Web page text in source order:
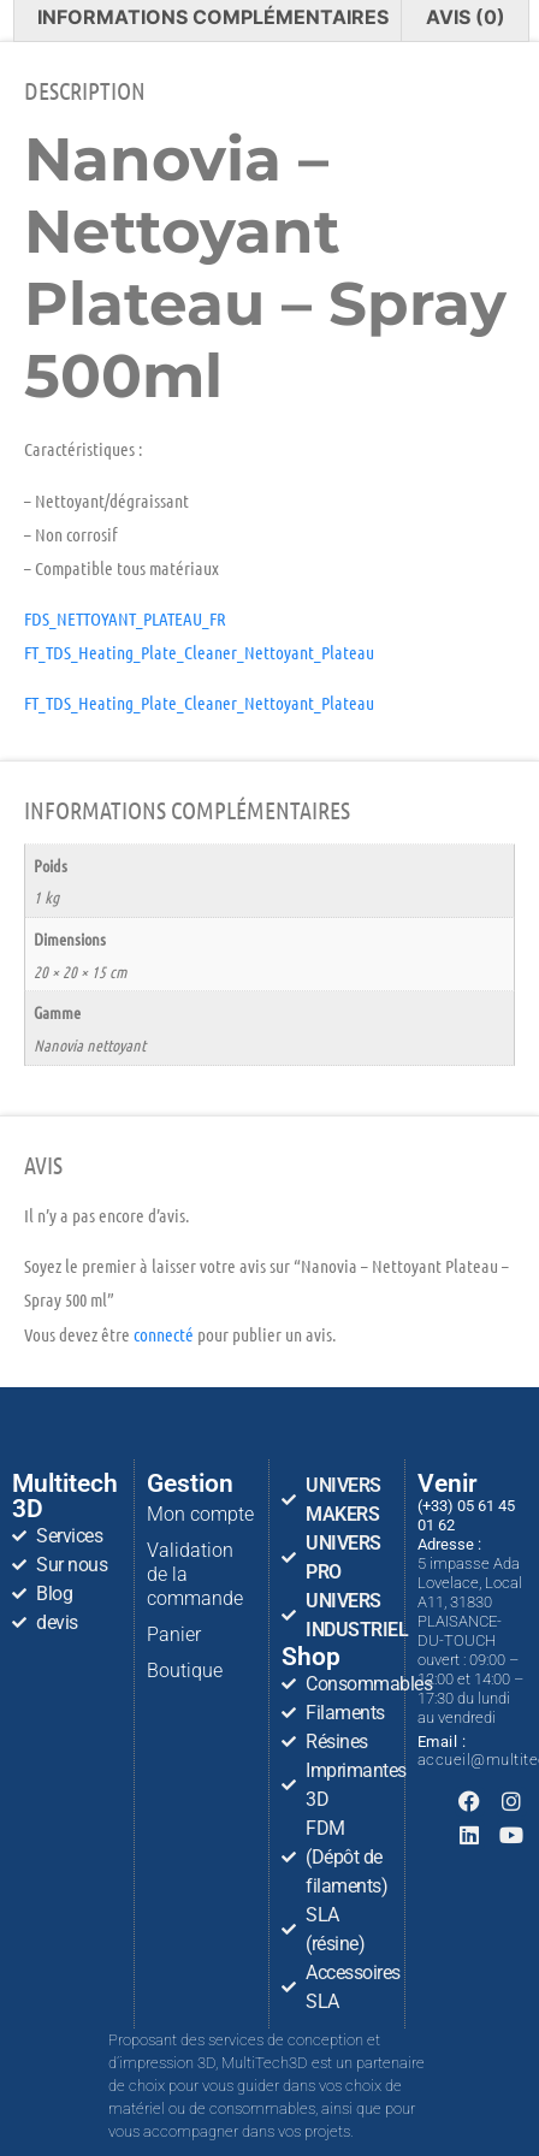
INFORMATIONS COMPLÉMENTAIRES AVIS (0)
DESCRIPTION
Nanovia –
Nettoyant
Plateau – Spray
500ml
Caractéristiques :
– Nettoyant/dégraissant
– Non corrosif
– Compatible tous matériaux
FDS_NETTOYANT_PLATEAU_FR
FT_TDS_Heating_Plate_Cleaner_Nettoyant_Plateau
FT_TDS_Heating_Plate_Cleaner_Nettoyant_Plateau
INFORMATIONS COMPLÉMENTAIRES
Poids
1 kg
Dimensions
20 × 20 × 15 cm
Gamme
Nanovia nettoyant
AVIS
Il n’y a pas encore d’avis.
Soyez le premier à laisser votre avis sur “Nanovia – Nettoyant Plateau –
Spray 500 ml”
Vous devez être connecté pour publier un avis.
Multitech
3D
Services
Sur nous
Blog
devis
Gestion
Mon compte
Validation
de la
commande
Panier
Boutique
UNIVERS
MAKERS
UNIVERS
PRO
UNIVERS
INDUSTRIEL
Shop
Consommables
Filaments
Résines
Imprimantes
3D
FDM
(Dépôt de
filaments)
SLA
(résine)
Accessoires
SLA
Venir
(+33) 05 61 45
01 62
Adresse :
5 impasse Ada
Lovelace, Local
A11, 31830
PLAISANCE-
DU-TOUCH
ouvert : 09:00 –
12:00 et 14:00 –
17:30 du lundi
au vendredi
Email :
Proposant des services de conception et
d’impression 3D, MultiTech3D est un partenaire
de choix pour vous guider dans vos choix de
matériel ou de consommables, ainsi que pour
vous accompagner dans vos projets.